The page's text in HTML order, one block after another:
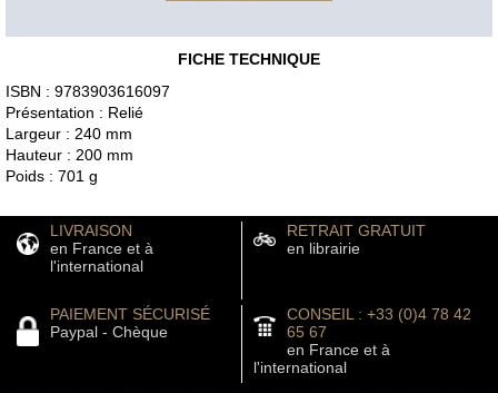
FICHE TECHNIQUE
ISBN : 9783903616097
Présentation : Relié
Largeur : 240 mm
Hauteur : 200 mm
Poids : 701 g
LIVRAISON
en France et à
l'international
RETRAIT GRATUIT
en librairie
PAIEMENT SÉCURISÉ
Paypal - Chèque
CONSEIL : +33 (0)4 78 42
65 67
en France et à
l'international